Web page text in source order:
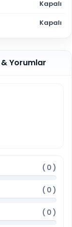
Kapalı
Kapalı
Yorumlar
( 0 )
( 0 )
( 0 )